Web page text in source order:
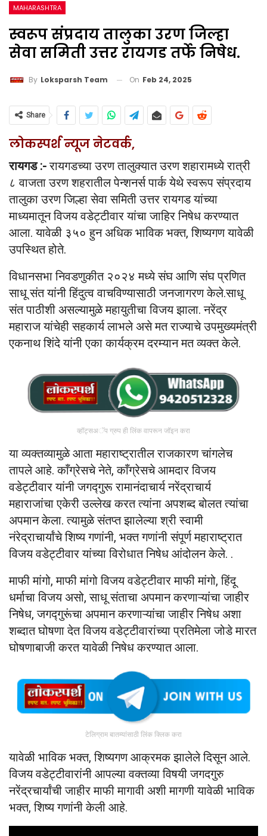
MAHARASHTRA
स्वरूप संप्रदाय तालुका उरण जिल्हा
सेवा समिती उत्तर रायगड तर्फे निषेध.
By Loksparsh Team On Feb 24, 2025
Share
लोकस्पर्श न्यूज नेटवर्क,
रायगड :-रायगडच्या उरण तालुक्यात उरण शहारामध्ये रात्री
८ वाजता उरण शहरातील पेन्शनर्स पार्क येथे स्वरूप संप्रदाय
तालुका उरण जिल्हा सेवा समिती उत्तर रायगड यांच्या
माध्यमातून विजय वडेट्टीवार यांचा जाहिर निषेध करण्यात
आला. यावेळी ३५० हुन अधिक भाविक भक्त, शिष्यगण यावेळी
उपस्थित होते.
विधानसभा निवडणुकीत २०२४ मध्ये संघ आणि संघ प्रणित
साधू संत यांनी हिंदुत्व वाचविण्यासाठी जनजागरण केले.साधू
संत पाठीशी असल्यामुळे महायुतीचा विजय झाला. नरेंद्र
महाराज यांचेही सहकार्य लाभले असे मत राज्याचे उपमुख्यमंत्री
एकनाथ शिंदे यांनी एका कार्यक्रम दरम्यान मत व्यक्त केले.
व्हॉट्सअॅप ग्रुप ही लिंक वापरून जॉइन करा
या व्यक्तव्यामुळे आता महाराष्ट्रातील राजकारण चांगलेच
तापले आहे. काँग्रेसचे नेते, काँग्रेसचे आमदार विजय
वडेट्टीवार यांनी जगद्गुरू रामानंदाचार्य नरेंद्राचार्य
महाराजांचा एकेरी उल्लेख करत त्यांना अपशब्द बोलत त्यांचा
अपमान केला. त्यामुळे संतप्त झालेल्या श्री स्वामी
नंरेद्राचार्यांचे शिष्य गणांनी, भक्त गणांनी संपूर्ण महाराष्ट्रात
विजय वडेट्टीवार यांच्या विरोधात निषेध आंदोलन केले. .
माफी मांगो, माफी मांगो विजय वडेट्टीवार माफी मांगो, हिंदू
धर्माचा विजय असो, साधू संताचा अपमान करणाऱ्यांचा जाहीर
निषेध, जगद्गुरूंचा अपमान करणाऱ्यांचा जाहीर निषेध अशा
शब्दात घोषणा देत विजय वडेट्टीवारांच्या प्रतिमेला जोडे मारत
घोषणाबाजी करत यावेळी निषेध करण्यात आला.
टेलिग्राम बातम्यांसाठी लिंक क्लिक करा
यावेळी भाविक भक्त, शिष्यगण आक्रमक झालेले दिसून आले.
विजय वडेट्टीवारांनी आपल्या वक्तव्या विषयी जगदगुरु
नरेंद्रचार्यांची जाहीर माफी मागावी अशी मागणी यावेळी भाविक
भक्त, शिष्य गणांनी केली आहे.